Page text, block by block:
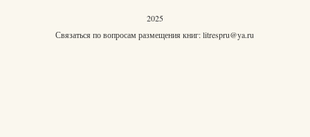
2025
Связаться по вопросам размещения книг:litrespru@ya.ru